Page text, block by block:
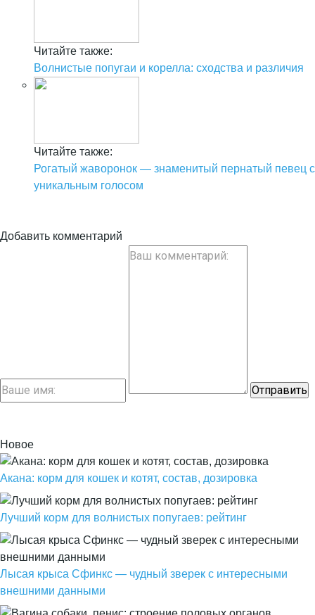
Читайте также:
Волнистые попугаи и корелла: сходства и различия
Читайте также:
Рогатый жаворонок — знаменитый пернатый певец с
уникальным голосом
Добавить комментарий
Новое
Акана: корм для кошек и котят, состав, дозировка
Лучший корм для волнистых попугаев: рейтинг
Лысая крыса Сфинкс — чудный зверек с интересными
внешними данными